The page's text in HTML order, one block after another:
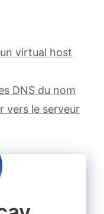
virtual host
DNS du nom
vers le serveur